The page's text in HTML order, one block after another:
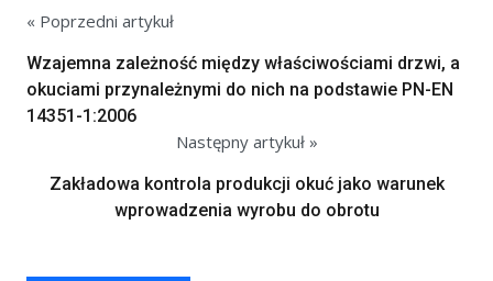
« Poprzedni artykuł
Wzajemna zależność między właściwościami drzwi, a
okuciami przynależnymi do nich na podstawie PN-EN
14351-1:2006
Następny artykuł »
Zakładowa kontrola produkcji okuć jako warunek
wprowadzenia wyrobu do obrotu
Dom jest
napisany
scenarius
z. Somfy